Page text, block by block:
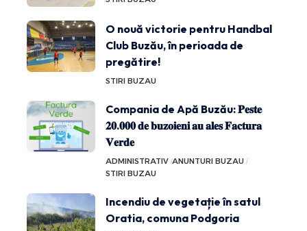
O nouă victorie pentru Handbal
Club Buzău, în perioada de
pregătire!
STIRI BUZAU
Compania de Apă Buzău: 𝐏𝐞𝐬𝐭𝐞
𝟐𝟎.𝟎𝟎𝟎 𝐝𝐞 𝐛𝐮𝐳𝐨𝐢𝐞𝐧𝐢 𝐚𝐮 𝐚𝐥𝐞𝐬 𝐅𝐚𝐜𝐭𝐮𝐫𝐚
𝐕𝐞𝐫𝐝𝐞
ADMINISTRATIV ANUNTURI BUZAU
STIRI BUZAU
Incendiu de vegetație în satul
Oratia, comuna Podgoria